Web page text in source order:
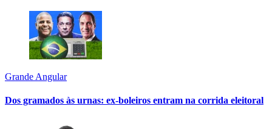
Grande Angular
Dos gramados às urnas: ex-boleiros entram na corrida eleitoral